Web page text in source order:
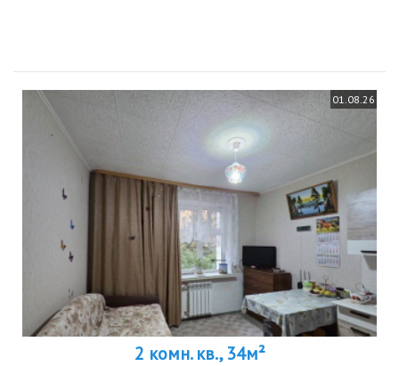
01.08.26
2 комн. кв., 34м²